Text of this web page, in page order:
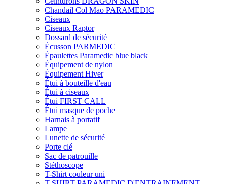
Chandail Col Mao PARAMEDIC
Ciseaux
Ciseaux Raptor
Dossard de sécurité
Écusson PARMEDIC
Épaulettes Paramedic blue black
Équipement de nylon
Équipement Hiver
Étui à bouteille d'eau
Étui à ciseaux
Étui FIRST CALL
Étui masque de poche
Harnais à portatif
Lampe
Lunette de sécurité
Porte clé
Sac de patrouille
Stéthoscope
T-Shirt couleur uni